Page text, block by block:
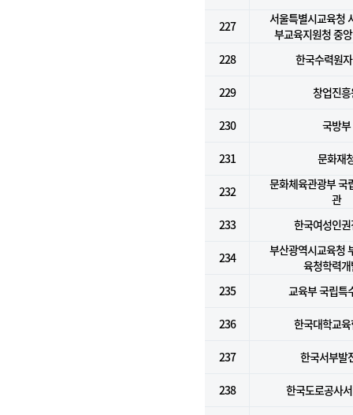
227
서울특별시교육청
부교육지원청 중
228
한국수력원
229 창업진
230 국방부
231 문화재
232
문화체육관광부 국
관
233
한국여성인
234
부산광역시교육청
육청학력
235
교육부 국립특
236 한국대학교
237 한국서부발
238 한국도로공사